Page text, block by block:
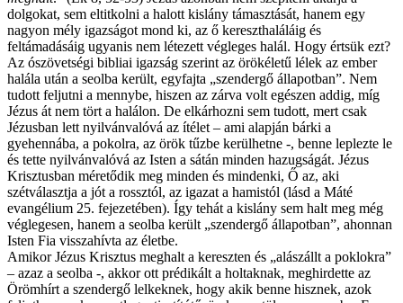
dolgokat, sem eltitkolni a halott kislány támasztását, hanem egy
nagyon mély igazságot mond ki, az ő kereszthaláláig és
feltámadásáig ugyanis nem létezett végleges halál. Hogy értsük ezt?
Az ószövetségi bibliai igazság szerint az örökéletű lélek az ember
halála után a seolba került, egyfajta „szendergő állapotban”. Nem
tudott feljutni a mennybe, hiszen az zárva volt egészen addig, míg
Jézus át nem tört a halálon. De elkárhozni sem tudott, mert csak
Jézusban lett nyilvánvalóvá az ítélet – ami alapján bárki a
gyehennába, a pokolra, az örök tűzbe kerülhetne -, benne leplezte le
és tette nyilvánvalóvá az Isten a sátán minden hazugságát. Jézus
Krisztusban méretődik meg minden és mindenki, Ő az, aki
szétválasztja a jót a rossztól, az igazat a hamistól (lásd a Máté
evangélium 25. fejezetében). Így tehát a kislány sem halt meg még
véglegesen, hanem a seolba került „szendergő állapotban”, ahonnan
Isten Fia visszahívta az életbe.
Amikor Jézus Krisztus meghalt a kereszten és „alászállt a poklokra”
– azaz a seolba -, akkor ott prédikált a holtaknak, meghirdette az
Örömhírt a szendergő lelkeknek, hogy akik benne hisznek, azok